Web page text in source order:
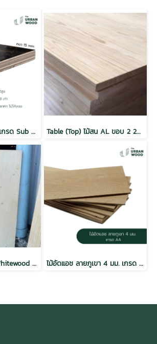
ไม้อัดฟิล์มดำ 15 มม. เกรด Sub Standard / MR Table (Top) ไม้สน AL ขอบ 2 20x1220x2440 mm.(FJL)
Table (Top) ไม้สน Whitewood ขอบ 4 34x600x1200 mm. ไม้อัดแอช ลายภูเขา 4 มม. เกรด AA / E2